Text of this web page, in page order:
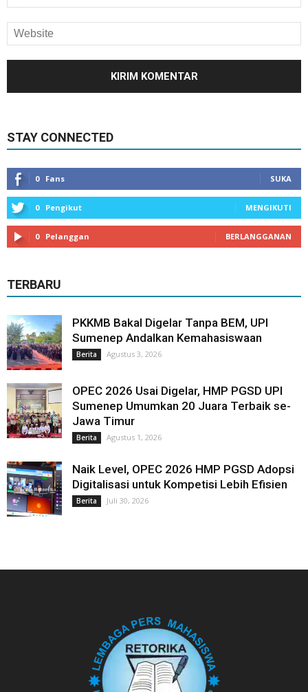
STAY CONNECTED
0 Fans SUKA
0 Pengikut MENGIKUTI
0 Pelanggan BERLANGGANAN
TERBARU
PKKMB Bakal Digelar Tanpa BEM, UPI
Sumenep Andalkan Kemahasiswaan
Berita Agustus 3, 2026
OPEC 2026 Usai Digelar, HMP PGSD UPI
Sumenep Umumkan 20 Juara Terbaik se-
Jawa Timur
Berita Agustus 1, 2026
Naik Level, OPEC 2026 HMP PGSD Adopsi
Digitalisasi untuk Kompetisi Lebih Efisien
Berita Juli 30, 2026